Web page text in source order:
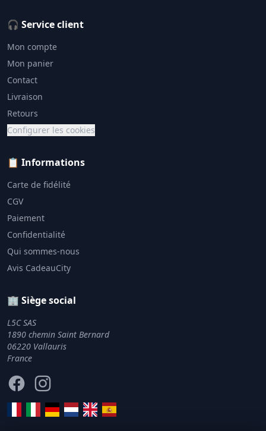
🎧 Service client
Mon compte
Mon panier
Contact
Livraison
Retours
Configurer les cookies
📋 Informations
Carte de fidélité
CGV
Paiement
Confidentialité
Qui sommes-nous
Avis CadeauCity
🏢 Siège social
L5C SAS
1890 chemin Saint Bernard
06220 Vallauris
France
FacebookInstagram